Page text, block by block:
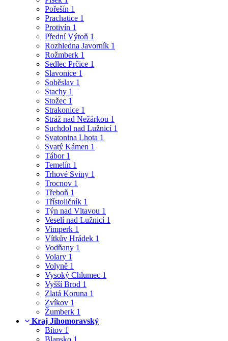
Pořešín 1
Prachatice 1
Protivín 1
Přední Výtoň 1
Rozhledna Javorník 1
Rožmberk 1
Sedlec Prčice 1
Slavonice 1
Soběslav 1
Stachy 1
Stožec 1
Strakonice 1
Stráž nad Nežárkou 1
Suchdol nad Lužnicí 1
Svatonina Lhota 1
Svatý Kámen 1
Tábor 1
Temelín 1
Trhové Sviny 1
Trocnov 1
Třeboň 1
Třístoličník 1
Týn nad Vltavou 1
Veselí nad Lužnicí 1
Vimperk 1
Vítkův Hrádek 1
Vodňany 1
Volary 1
Volyně 1
Vysoký Chlumec 1
Vyšší Brod 1
Zlatá Koruna 1
Zvíkov 1
Žumberk 1
Kraj Jihomoravský
Bítov 1